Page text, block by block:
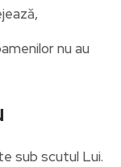
nu au
sub scutul Lui.